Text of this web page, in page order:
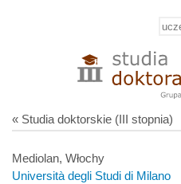
« Studia doktorskie (III stopnia)
Mediolan, Włochy
Università degli Studi di Milano